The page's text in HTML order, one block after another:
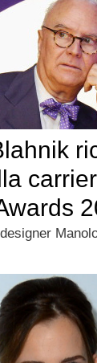
designer